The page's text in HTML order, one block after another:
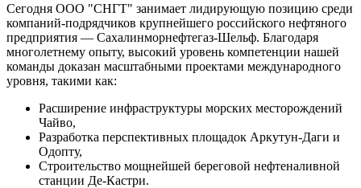
Сегодня ООО "СНГТ" занимает лидирующую позицию среди
компаний-подрядчиков крупнейшего российского нефтяного
предприятия — Сахалинморнефтегаз-Шельф. Благодаря
многолетнему опыту, высокий уровень компетенции нашей
команды доказан масштабными проектами международного
уровня, такими как:
Расширение инфраструктуры морских месторождений
Чайво,
Разработка перспективных площадок Аркутун-Даги и
Одопту,
Строительство мощнейшей береговой нефтеналивной
станции Де-Кастри.